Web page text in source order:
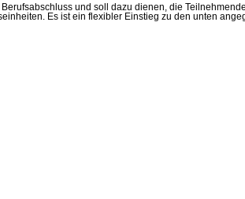
und soll dazu dienen, die
Es ist ein flexibler Einstieg zu den unten